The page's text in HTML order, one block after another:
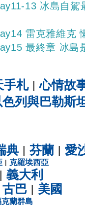
13 冰島自
雷克雅維克
最終章 冰島
手札|心情故
列與巴勒斯
典 | 芬蘭 | 愛
| 克羅埃西亞
| 義大利
古巴 | 美國
蘭群島